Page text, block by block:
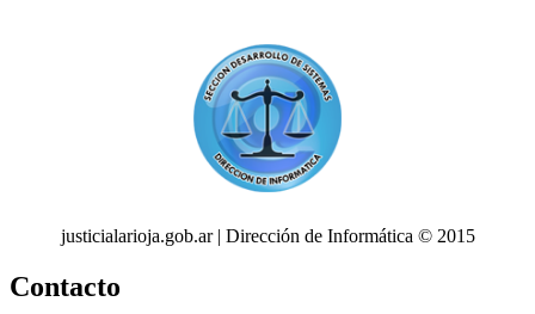
justicialarioja.gob.ar | Dirección de Informática © 2015
Contacto